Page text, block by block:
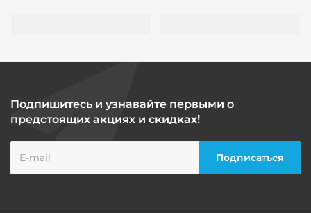
Подпишитесь и узнавайте первыми о
предстоящих акциях и скидках!